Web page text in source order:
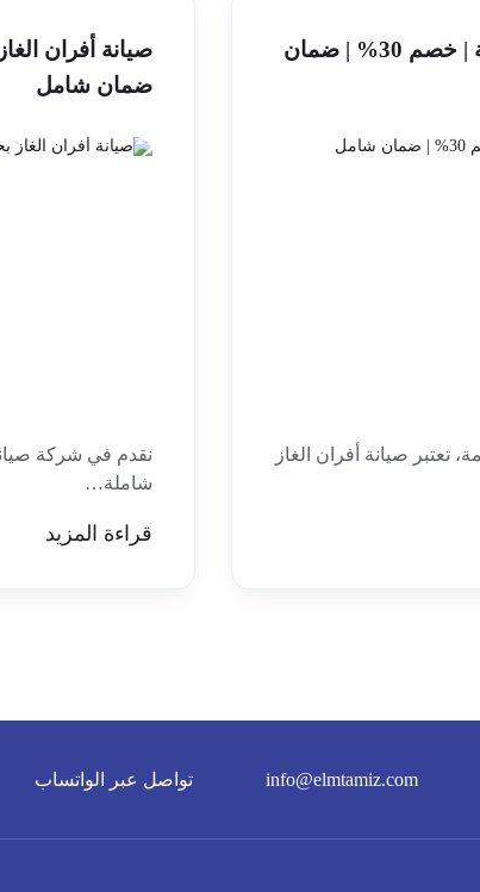
صيانة أفران الغاز بالقيصومة | خصم 30% | ضمان
تعتبر صيانة أفران الغاز
ضمان شامل
نقدم في شركة
شاملة…
قراءة المزيد
info@elmtamiz.com تواصل عبر الواتساب